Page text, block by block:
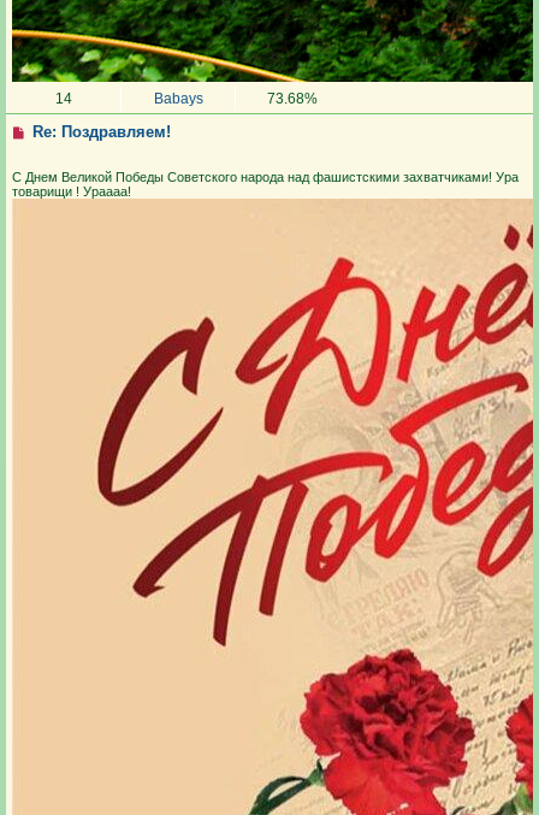
14 Babays 73.68%
Re: Поздравляем!
С Днем Великой Победы Советского народа над фашистскими захватчиками! Ура
товарищи ! Ураааа!